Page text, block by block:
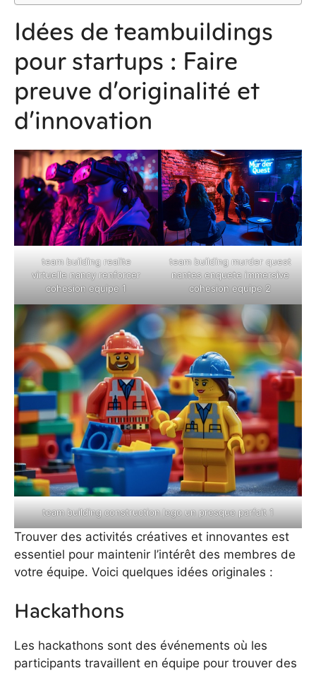
Idées de teambuildings
pour startups : Faire
preuve d’originalité et
d’innovation
team building realite
virtuelle nancy renforcer
cohesion equipe 1
team building murder quest
nantes enquete immersive
cohesion equipe 2
team building construction lego un presque parfait 1
Trouver des activités créatives et innovantes est
essentiel pour maintenir l’intérêt des membres de
votre équipe. Voici quelques idées originales :
Hackathons
Les hackathons sont des événements où les
participants travaillent en équipe pour trouver des